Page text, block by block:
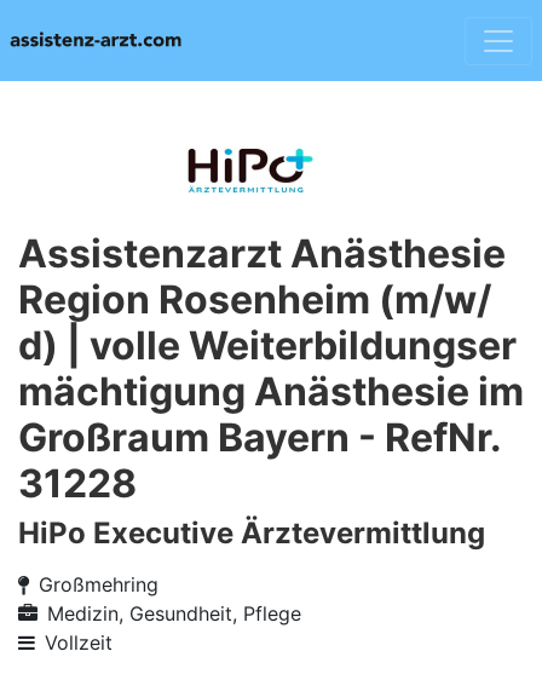
Assistenzarzt Anästhesie
Region Rosenheim (m/w/
d) | volle Weiterbildungser
mächtigung Anästhesie im
Großraum Bayern - RefNr.
31228
HiPo Executive Ärztevermittlung
Großmehring
Medizin, Gesundheit, Pflege
Vollzeit